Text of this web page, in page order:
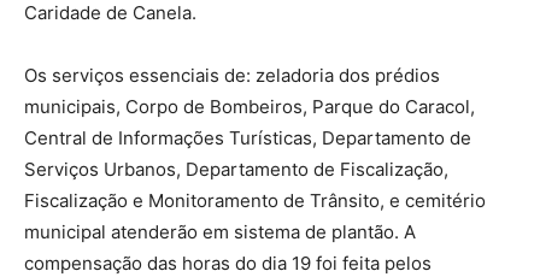
Caridade de Canela.
Os serviços essenciais de: zeladoria dos prédios
municipais, Corpo de Bombeiros, Parque do Caracol,
Central de Informações Turísticas, Departamento de
Serviços Urbanos, Departamento de Fiscalização,
Fiscalização e Monitoramento de Trânsito, e cemitério
municipal atenderão em sistema de plantão. A
compensação das horas do dia 19 foi feita pelos